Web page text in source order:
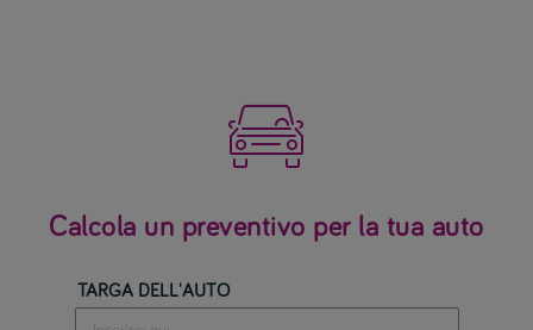

Calcola un preventivo per la tua auto
TARGA DELL'AUTO